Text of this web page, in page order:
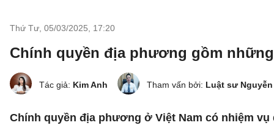
Thứ Tư, 05/03/2025 17:20
Chính quyền địa phương gồm
Tác giả: Kim Anh Tham vấn bởi: Luật sư
Chính quyền địa phương ở Việt Nam có nhiệm